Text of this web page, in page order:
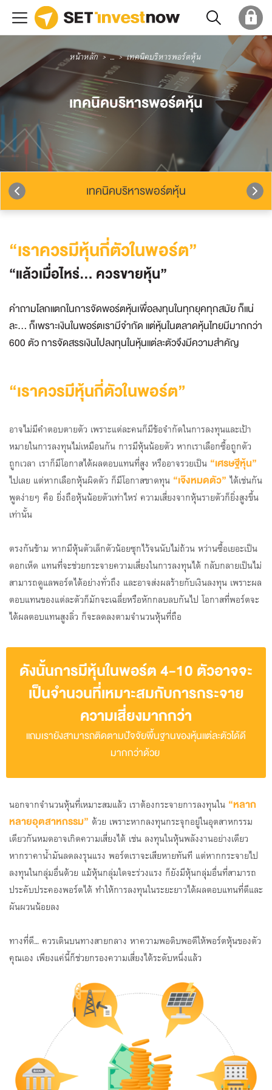
หน้าหลัก ... เทคนิคบริหารพอร์ตหุ้น
เทคนิคบริหารพอร์ตหุ้น
เทคนิคบริหารพอร์ตหุ้น
“เราควรมีหุ้นกี่ตัวในพอร์ต”
“แล้วเมื่อไหร่... ควรขายหุ้น”
คำถามโลกแตกในการจัดพอร์ตหุ้นเพื่อลงทุนในทุกยุคทุกสมัย ก็แน่
ละ...ก็เพราะเงินในพอร์ตเรามีจำกัด แต่หุ้นในตลาดหุ้นไทยมีมากกว่า
600 ตัว การจัดสรรเงินไปลงทุนในหุ้นแต่ละตัวจึงมีความสำคัญ
“เราควรมีหุ้นกี่ตัวในพอร์ต”
อาจไม่มีคำตอบตายตัว เพราะแต่ละคนก็มีข้อจำกัดในการลงทุนและเป้า
หมายในการลงทุนไม่เหมือนกัน การมีหุ้นน้อยตัว หากเราเลือกซื้อถูกตัว
ถูกเวลา เราก็มีโอกาสได้ผลตอบแทนที่สูง หรืออาจรวยเป็น “เศรษฐีหุ้น”
ไปเลย แต่หากเลือกหุ้นผิดตัว ก็มีโอกาสขาดทุน “เจ๊งหมดตัว” ได้เช่นกัน
พูดง่ายๆ คือ ยิ่งถือหุ้นน้อยตัวเท่าไหร่ ความเสี่ยงจากหุ้นรายตัวก็ยิ่งสูงขึ้น
เท่านั้น
ตรงกันข้าม หากมีหุ้นตัวเล็กตัวน้อยซุกไว้จนนับไม่ถ้วน หว่านซื้อเยอะเป็น
ดอกเห็ด แทนที่จะช่วยกระจายความเสี่ยงในการลงทุนได้ กลับกลายเป็นไม่
สามารถดูแลพอร์ตได้อย่างทั่วถึง และอาจส่งผลร้ายกับเงินลงทุน เพราะผล
ตอบแทนของแต่ละตัวก็มักจะเฉลี่ยหรือหักกลบลบกันไป โอกาสที่พอร์ตจะ
ได้ผลตอบแทนสูงลิ่ว ก็จะลดลงตามจำนวนหุ้นที่ถือ
ดังนั้นการมีหุ้นในพอร์ต 4-10 ตัวอาจจะ
เป็นจำนวนที่เหมาะสมกับการกระจาย
ความเสี่ยงมากกว่า
แถมเรายังสามารถติดตามปัจจัยพื้นฐานของหุ้นแต่ละตัวได้ดี
มากกว่าด้วย
นอกจากจำนวนหุ้นที่เหมาะสมแล้ว เราต้องกระจายการลงทุนใน “หลาก
หลายอุตสาหกรรม” ด้วย เพราะหากลงทุนกระจุกอยู่ในอุตสาหกรรม
เดียวกันหมดอาจเกิดความเสี่ยงได้ เช่น ลงทุนในหุ้นพลังงานอย่างเดียว
หากราคาน้ำมันลดลงรุนแรง พอร์ตเราจะเสียหายทันที แต่หากกระจายไป
ลงทุนในกลุ่มอื่นด้วย แม้หุ้นกลุ่มใดจะร่วงแรง ก็ยังมีหุ้นกลุ่มอื่นที่สามารถ
ประคับประคองพอร์ตได้ ทำให้การลงทุนในระยะยาวได้ผลตอบแทนที่ดีและ
ผันผวนน้อยลง
ทางที่ดี... ควรเดินบนทางสายกลาง หาความพอดิบพอดีให้พอร์ตหุ้นของตัว
คุณเอง เพียงแค่นี้ก็ช่วยกรองความเสี่ยงได้ระดับหนึ่งแล้ว